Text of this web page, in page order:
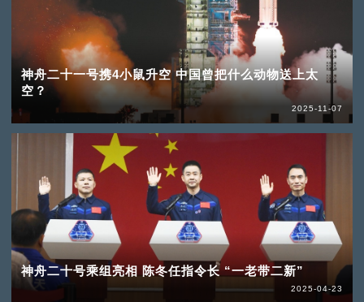
神舟二十一号携4小鼠升空 中国曾把什么动物送上太
空？
2025-11-07
神舟二十号乘组亮相 陈冬任指令长 “一老带二新”
2025-04-23